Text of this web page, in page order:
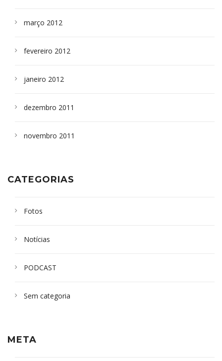
março 2012
fevereiro 2012
janeiro 2012
dezembro 2011
novembro 2011
CATEGORIAS
Fotos
Notícias
PODCAST
Sem categoria
META